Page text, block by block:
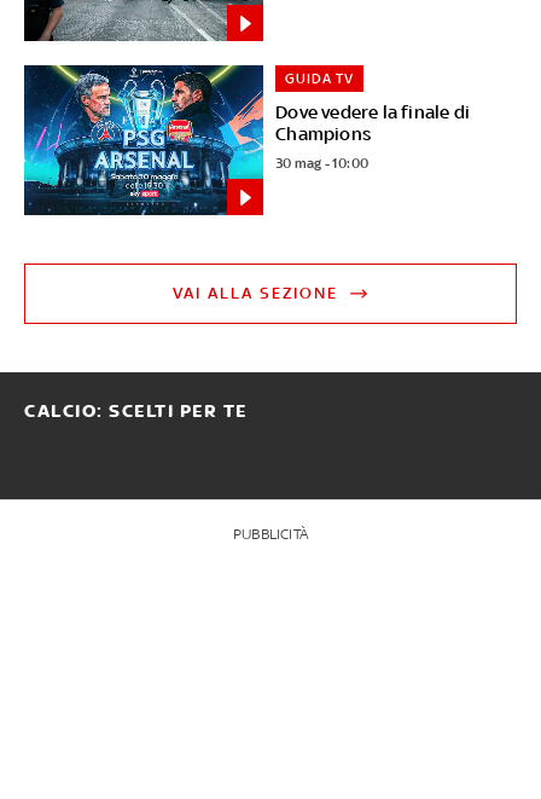
Dove vedere la finale di
Champions
GUIDA TV
30 mag - 10:00
VAI ALLA SEZIONE
CALCIO: SCELTI PER TE
PUBBLICITÀ